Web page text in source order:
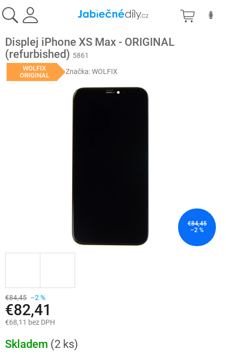
na
obsah
Displej iPhone XS Max - ORIGINAL
(refurbished) 5861
WOLFIX
ORIGINAL
Značka:WOLFIX
€84,45
–2 %
€84,45 –2 %
€82,41
€68,11 bez DPH
cena:
Skladem (2 ks)